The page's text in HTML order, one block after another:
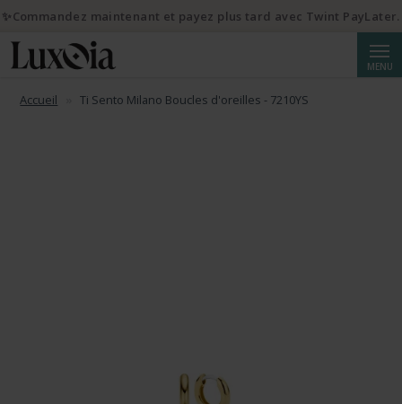
MENU
Accueil Ti Sento Milano Boucles d'oreilles - 7210YS
✨Commandez maintenant et payez plus tard avec Twint PayLater.